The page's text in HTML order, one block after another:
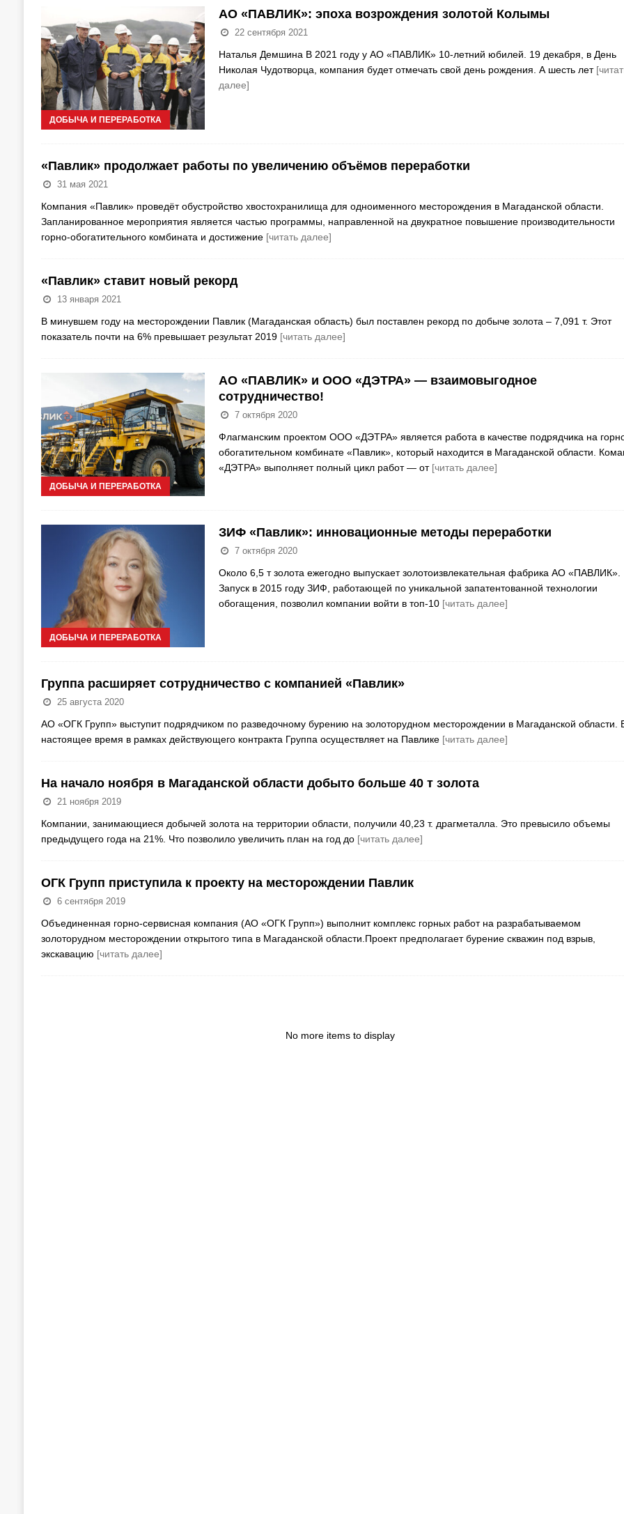
ДОБЫЧА И ПЕРЕРАБОТКА
АО «ПАВЛИК»: эпоха возрождения золотой Колымы
22 сентября 2021
Наталья Демшина В 2021 году у АО «ПАВЛИК» 10-летний юбилей. 19 декабря, в День
Николая Чудотворца, компания будет отмечать свой день рождения. А шесть лет
далее]
«Павлик» продолжает работы по увеличению объёмов переработки
31 мая 2021
Компания «Павлик» проведёт обустройство хвостохранилища для одноименного месторождения в Магаданской области.
Запланированное мероприятия является частью программы, направленной на двукратное повышение производительности
горно-обогатительного комбината и достижение [читать далее]
«Павлик» ставит новый рекорд
13 января 2021
В минувшем году на месторождении Павлик (Магаданская область) был поставлен рекорд по добыче золота – 7,091 т. Этот
показатель почти на 6% превышает результат 2019 [читать далее]
ДОБЫЧА И ПЕРЕРАБОТКА
АО «ПАВЛИК» и ООО «ДЭТРА» — взаимовыгодное
сотрудничество!
7 октября 2020
Флагманским проектом ООО «ДЭТРА» является работа в качестве подрядчика на
обогатительном комбинате «Павлик», который находится в Магаданской области.
«ДЭТРА» выполняет полный цикл работ — от [читать далее]
ДОБЫЧА И ПЕРЕРАБОТКА
ЗИФ «Павлик»: инновационные методы переработки
7 октября 2020
Около 6,5 т золота ежегодно выпускает золотоизвлекательная фабрика АО «ПАВЛИК».
Запуск в 2015 году ЗИФ, работающей по уникальной запатентованной технологии
обогащения, позволил компании войти в топ-10 [читать далее]
Группа расширяет сотрудничество с компанией «Павлик»
25 августа 2020
АО «ОГК Групп» выступит подрядчиком по разведочному бурению на золоторудном месторождении в Магаданской области.
настоящее время в рамках действующего контракта Группа осуществляет на Павлике [читать далее]
На начало ноября в Магаданской области добыто больше 40 т золота
21 ноября 2019
Компании, занимающиеся добычей золота на территории области, получили 40,23 т. драгметалла. Это превысило объемы
предыдущего года на 21%. Что позволило увеличить план на год до [читать далее]
ОГК Групп приступила к проекту на месторождении Павлик
6 сентября 2019
Объединенная горно-сервисная компания (АО «ОГК Групп») выполнит комплекс горных работ на разрабатываемом
золоторудном месторождении открытого типа в Магаданской области.Проект предполагает бурение скважин под взрыв,
экскавацию [читать далее]
No more items to display